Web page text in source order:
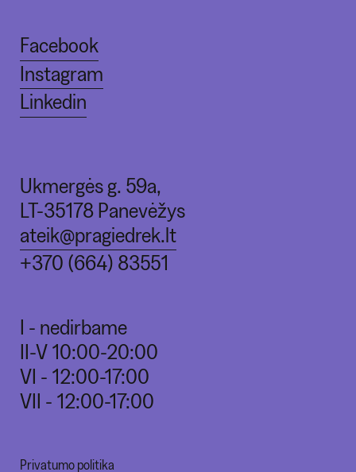
Facebook
Instagram
Linkedin
Ukmergės g. 59a,
LT-35178 Panevėžys
ateik@pragiedrek.lt
+370 (664) 83551
I - nedirbame
II-V 10:00-20:00
VI - 12:00-17:00
VII - 12:00-17:00
Privatumo politika